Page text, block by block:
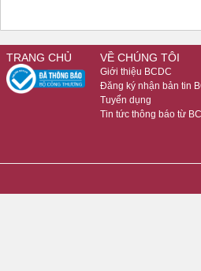
TRANG CHỦ VỀ CHÚNG TÔI
Giới thiệu BCDC
Đăng ký nhận bản tin
Tuyển dụng
Tin tức thông báo từ